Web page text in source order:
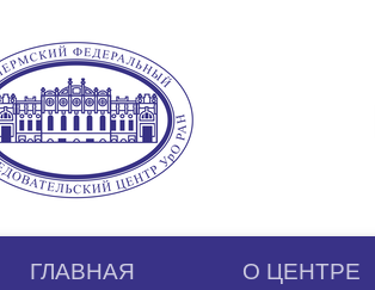
ГЛАВНАЯ О ЦЕНТРE